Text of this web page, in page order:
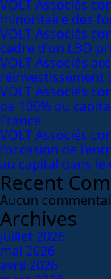
VOLT Associés
minoritaire des
VOLT Associés
cadre d’un LBO
VOLT Associés
réinvestissement
VOLT Associés
de 100% du
France
VOLT Associés
l’occasion de
au capital dans le
Recent
Aucun
Archives
juillet 2026
mai 2026
avril 2026